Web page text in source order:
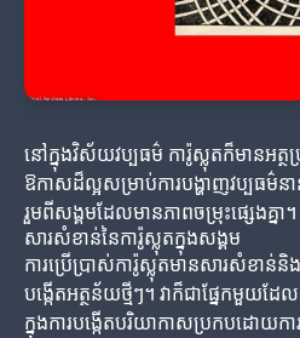
នៅក្នុងវិស័យវប្បធម៌ ការ៉ូស្លុតក៏មានអត្ថ
ឱកាសដ៏ល្អសម្រាប់ការបង្ហាញវប្បធម៌
រួមពីសង្គមដែលមានភាពចម្រុះផ្សេងគ្នា។
សារសំខាន់នៃការ៉ូស្លុតក្នុងសង្គម
ការប្រើប្រាស់ការ៉ូស្លុតមានសារសំខាន់
បង្កើតអត្ថន័យថ្មីៗ។ វាក៏ជាផ្នែកមួយដ
ក្នុងការបង្កើតបរិយាកាសប្រកបដោយក